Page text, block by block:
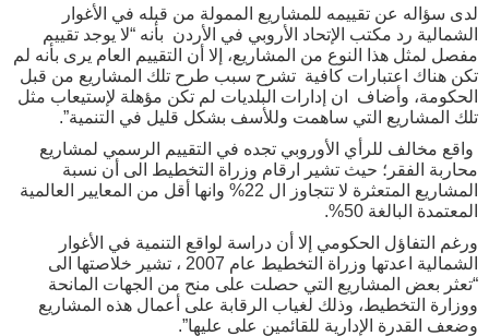
لدى سؤاله عن تقييمه للمشاريع الممولة من قبله في الأغوار
الشمالية رد مكتب الإتحاد الأروبي في الأردن بأنه “لا يوجد تقييم
مفصل لمثل هذا النوع من المشاريع، إلا أن التقييم العام يرى بأنه لم
تكن هناك اعتبارات كافية تشرح سبب طرح تلك المشاريع من قبل
الحكومة، وأضاف ان إدارات البلديات لم تكن مؤهلة لإستيعاب مثل
تلك المشاريع التي ساهمت وللأسف بشكل قليل في التنمية”.
واقع مخالف للرأي الأوروبي تجده في التقييم الرسمي لمشاريع
محاربة الفقر؛ حيث تشير ارقام وزراة التخطيط الى أن نسبة
المشاريع المتعثرة لا تتجاوز ال 22% وانها أقل من المعايير العالمية
المعتمدة البالغة 50%.
ورغم التفاؤل الحكومي إلا أن دراسة لواقع التنمية في الأغوار
الشمالية اعدتها وزراة التخطيط عام 2007 ، تشير خلاصتها الى
“تعثر بعض المشاريع التي حصلت على منح من الجهات المانحة
ووزارة التخطيط، وذلك لغياب الرقابة على أعمال هذه المشاريع
وضعف القدرة الإدارية للقائمين على عليها”.